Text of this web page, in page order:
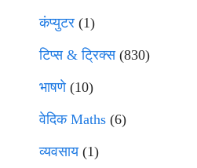
कंप्युटर (1)
टिप्स & ट्रिक्स(830)
भाषणे(10)
वेदिक Maths (6)
व्यवसाय(1)